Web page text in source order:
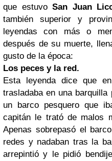
que estuvo San Juan
también superior y
leyendas con más o
después de su muerte,
gusto de la época:
Los peces y la red.
Esta leyenda dice que
trasladaba en una
un barco pesquero que
capitán le trató de malos
Apenas sobrepasó el
redes y nadaban tras la
arrepintió y le pidió